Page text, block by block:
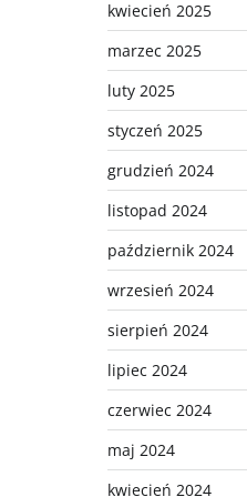
kwiecień 2025
marzec 2025
luty 2025
styczeń 2025
grudzień 2024
listopad 2024
październik 2024
wrzesień 2024
sierpień 2024
lipiec 2024
czerwiec 2024
maj 2024
kwiecień 2024